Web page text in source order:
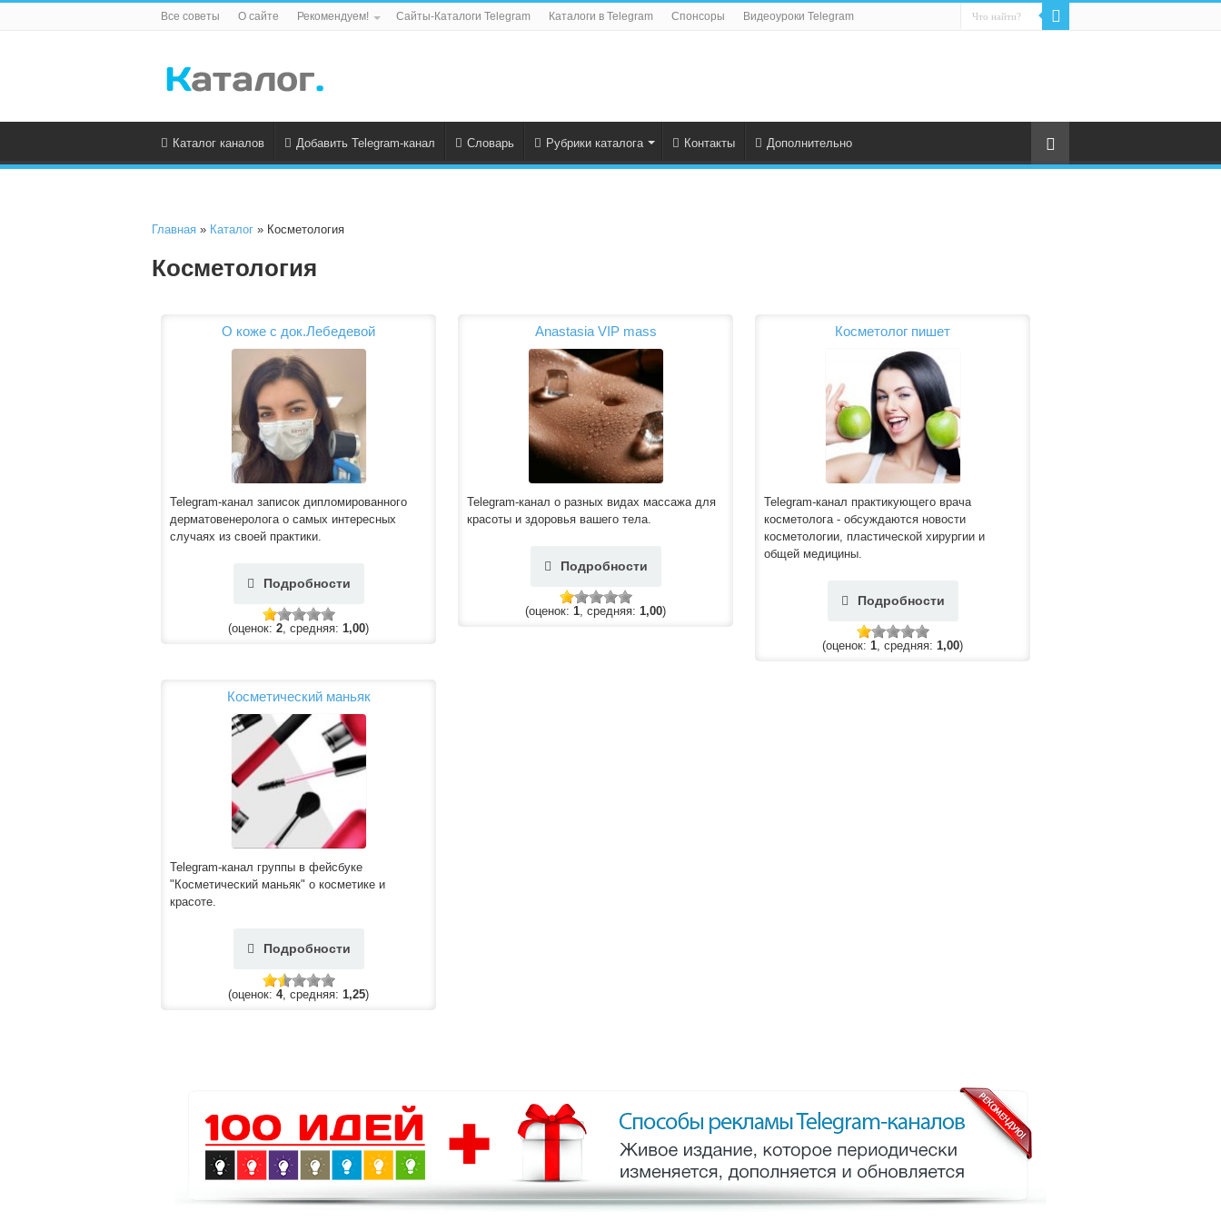
Все советы О сайте Рекомендуем! Сайты-Каталоги Telegram Каталоги в Telegram Спонсоры Видеоуроки Telegram
Каталог каналов Добавить Telegram-канал Словарь Рубрики каталога Контакты Дополнительно
Главная » Каталог » Косметология
Косметология
О коже с док.Лебедевой
Telegram-канал записок дипломированного
дерматовенеролога о самых интересных
случаях из своей практики.
Подробности
(оценок: 2, средняя: 1,00)
Anastasia VIP mass
Telegram-канал о разных видах массажа для
красоты и здоровья вашего тела.
Подробности
(оценок: 1, средняя: 1,00)
Косметолог пишет
Telegram-канал практикующего врача
косметолога - обсуждаются новости
косметологии, пластической хирургии и
общей медицины.
Подробности
(оценок: 1, средняя: 1,00)
Косметический маньяк
Telegram-канал группы в фейсбуке
"Косметический маньяк" о косметике и
красоте.
Подробности
(оценок: 4, средняя: 1,25)